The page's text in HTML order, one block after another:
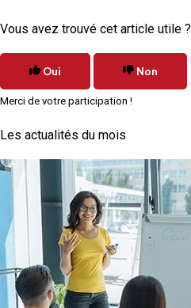
Vous avez trouvé cet article utile ?
Oui Non
Merci de votre participation !
Les actualités du mois